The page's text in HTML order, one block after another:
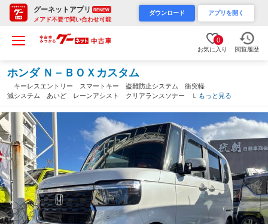
グーネットアプリ RENEW
メアド不要で問い合わせ可能
ダウンロード アプリを開く
0
お気に入り 閲覧履歴
ホンダ Ｎ－ＢＯＸカスタム
キーレスエントリー スマートキー 盗難防止システム 衝突軽
減システム あいど レーンアシスト クリアランスソナー ＬＥ
Ｄ ベンチシート フルフラット シートヒーター（沖縄県）
もっと見る